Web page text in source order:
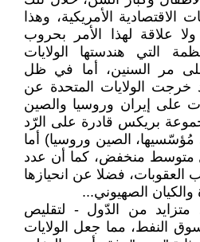
الاقتصادية الأمريكية، وهذا
علاقة لهذا الأمر بحروب
التي هندستها الولايات
مر السنين، أما في ظل
خرجت الولايات المتحدة عن
على إيران وروسيا والصين
بريكس قادرة على الرّد
الصين وروسيا) أما
متوسط منخفض، كما أن عدد
العقوبات، فضلا عن انحيازها
والكيان الصهيوني...
من الدّول - لتقليص
النفط، مما جعل الولايات